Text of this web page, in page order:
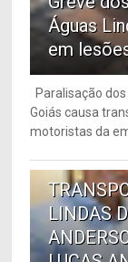
Águas
em
Paralisação
Goiás causa
motoristas da
6
LINDAS